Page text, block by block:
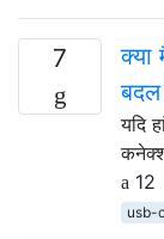
7
यदि
12
usb-